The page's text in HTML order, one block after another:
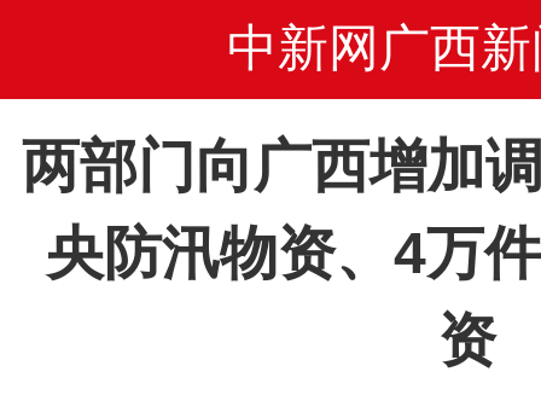
中新网广西新
两部门向广西增加
央防汛物资、4万
资